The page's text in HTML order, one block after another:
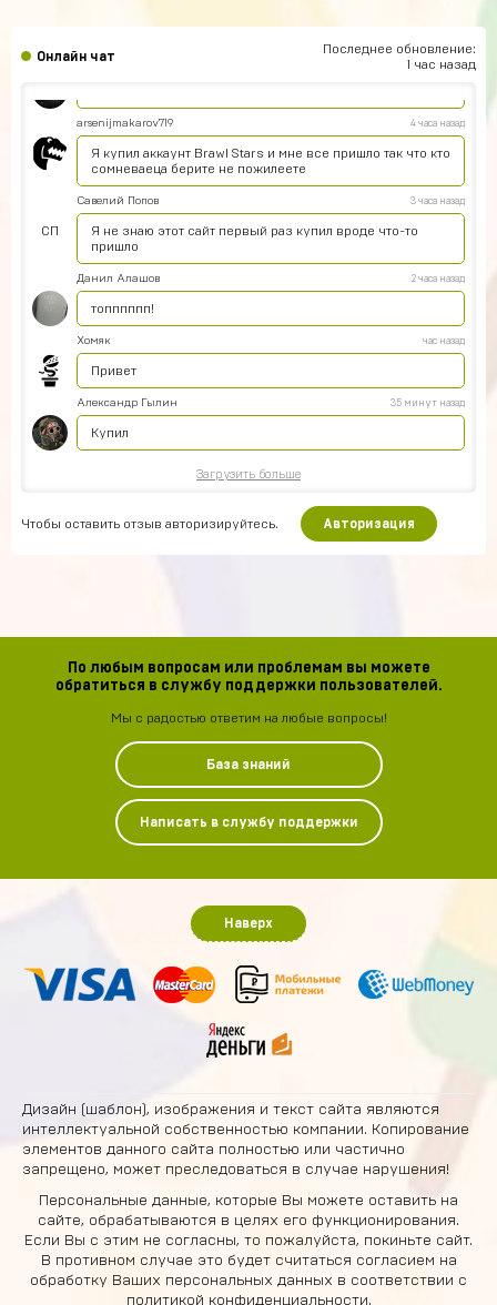
Онлайн чат
Последнее обновление:
1 час назад
Хорошо может куплю
Denisych Tablovsky 5 часов назад
arsenijmakarov719 4 часа назад
Я купил аккаунт Brawl Stars и мне все пришло так что кто
сомневаеца берите не пожилеете
СП
Савелий Попов 3 часа назад
Я не знаю этот сайт первый раз купил вроде что-то
пришло
Данил Алашов 2 часа назад
топппппп!
Хомяк час назад
Привет
Александр Гылин 35 минут назад
Купил
Загрузить больше
Чтобы оставить отзыв авторизируйтесь. Авторизация
По любым вопросам или проблемам вы можете
обратиться в службу поддержки пользователей.
Мы с радостью ответим на любые вопросы!
База знаний
Написать в службу поддержки
Наверх
Дизайн (шаблон), изображения и текст сайта являются
интеллектуальной собственностью компании. Копирование
элементов данного сайта полностью или частично
запрещено, может преследоваться в случае нарушения!
Персональные данные, которые Вы можете оставить на
сайте, обрабатываются в целях его функционирования.
Если Вы с этим не согласны, то пожалуйста, покиньте сайт.
В противном случае это будет считаться согласием на
обработку Ваших персональных данных в соответствии с
политикой конфиденциальности.